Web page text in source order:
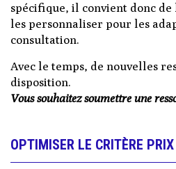
spécifique, il convient donc
les personnaliser pour les
consultation.
Avec le temps, de nouvelles
disposition.
Vous souhaitez soumettre une
OPTIMISER LE CRITÈRE PRIX